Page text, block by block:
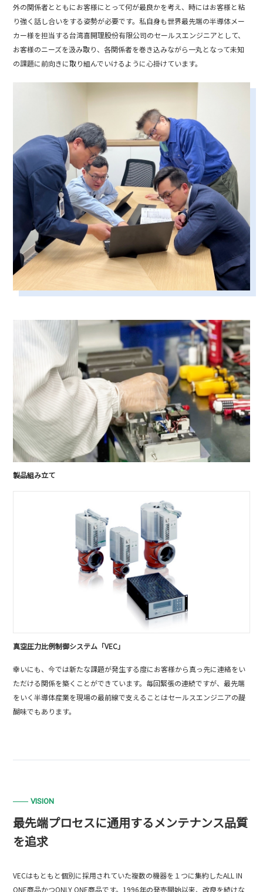
外の関係者とともにお客様にとって何が最良かを考え、時にはお客様と粘
り強く話し合いをする姿勢が必要です。私自身も世界最先端の半導体メー
カー様を担当する台湾喜開理股份有限公司のセールスエンジニアとして、
お客様のニーズを汲み取り、各関係者を巻き込みながら一丸となって未知
の課題に前向きに取り組んでいけるように心掛けています。
製品組み立て
真空圧力比例制御システム「VEC」
幸いにも、今では新たな課題が発生する度にお客様から真っ先に連絡をい
ただける関係を築くことができています。毎回緊張の連続ですが、最先端
をいく半導体産業を現場の最前線で支えることはセールスエンジニアの醍
醐味でもあります。
VISION
最先端プロセスに通用するメンテナンス品質
を追求
VECはもともと個別に採用されていた複数の機器を１つに集約したALL IN
ONE商品かつONLY ONE商品です。1996年の発売開始以来、改良を続けな